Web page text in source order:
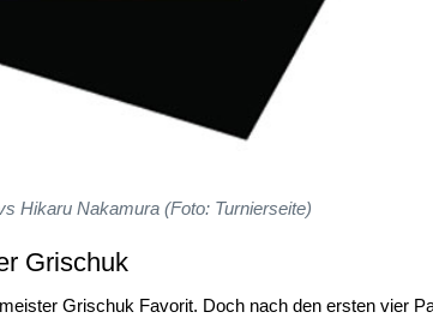
Hikaru Nakamura (Foto: Turnierseite)
Grischuk
Grischuk Favorit. Doch nach den ersten vier